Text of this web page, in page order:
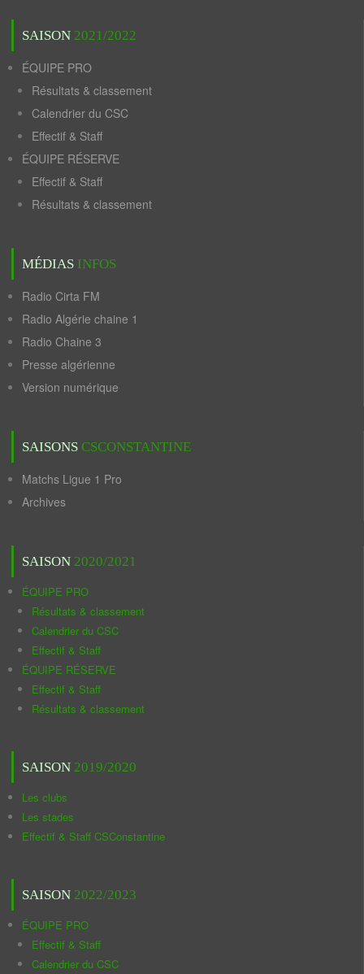
SAISON 2021/2022
ÉQUIPE PRO
Résultats & classement
Calendrier du CSC
Effectif & Staff
ÉQUIPE RÉSERVE
Effectif & Staff
Résultats & classement
MÉDIAS INFOS
Radio Cirta FM
Radio Algérie chaine 1
Radio Chaine 3
Presse algérienne
Version numérique
SAISONS CSCONSTANTINE
Matchs Ligue 1 Pro
Archives
SAISON 2020/2021
ÉQUIPE PRO
Résultats & classement
Calendrier du CSC
Effectif & Staff
ÉQUIPE RÉSERVE
Effectif & Staff
Résultats & classement
SAISON 2019/2020
Les clubs
Les stades
Effectif & Staff CSConstantine
SAISON 2022/2023
ÉQUIPE PRO
Effectif & Staff
Calendrier du CSC